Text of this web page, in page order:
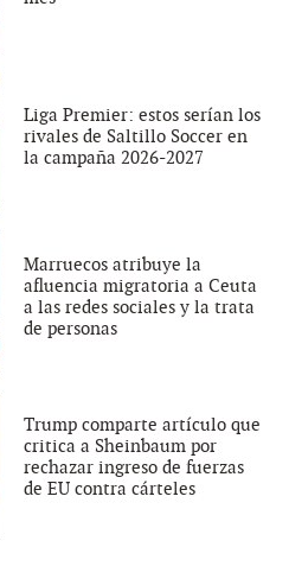
Liga Premier: estos serían los
rivales de Saltillo Soccer en
la campaña 2026-2027
Marruecos atribuye la
afluencia migratoria a Ceuta
a las redes sociales y la trata
de personas
Trump comparte artículo que
critica a Sheinbaum por
rechazar ingreso de fuerzas
de EU contra cárteles